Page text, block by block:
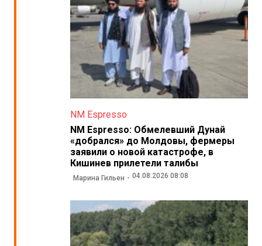
NM Espresso
NM Espresso: Обмелевший Дунай
«добрался» до Молдовы, фермеры
заявили о новой катастрофе, в
Кишинев прилетели талибы
Марина Гильен 04.08.2026 08:08